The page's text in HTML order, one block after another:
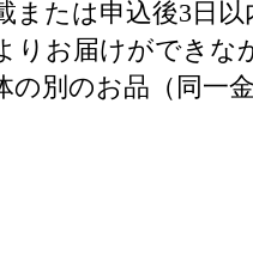
または申込後3日
りお届けができ
の別のお品（同一